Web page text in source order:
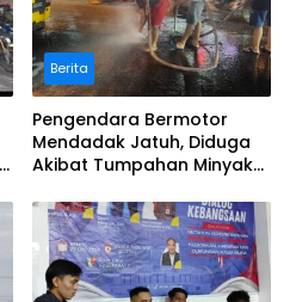
Berita
Pengendara Bermotor
Mendadak Jatuh, Diduga
Akibat Tumpahan Minyak